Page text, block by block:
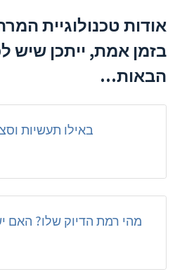
אודות טכנולוגיית
בזמן אמת, ייתכן
הבאות...
באילו תעשיות
מהי רמת הדיוק שלו? האם